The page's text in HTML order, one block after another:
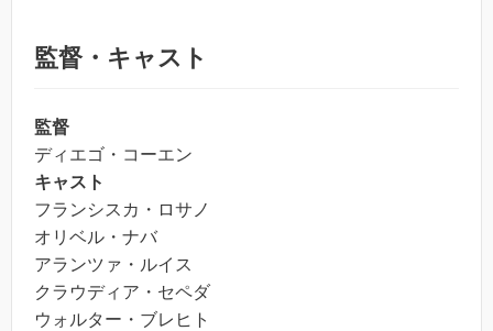
監督・キャスト
監督
ディエゴ・コーエン
キャスト
フランシスカ・ロサノ
オリベル・ナバ
アランツァ・ルイス
クラウディア・セペダ
ウォルター・ブレヒト